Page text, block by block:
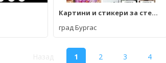
Картини и стикери за стена - ArtBox.bg
град Бургас
1(current)
2 3 4